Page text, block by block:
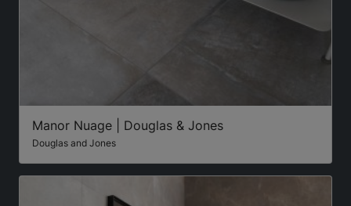
Manor Nuage | Douglas & Jones
Douglas and Jones